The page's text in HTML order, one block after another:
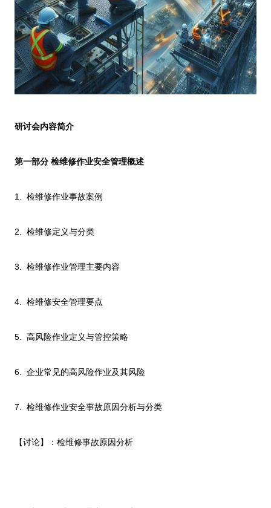
研讨会内容简介
第一部分 检维修作业安全管理概述
1. 检维修作业事故案例
2. 检维修定义与分类
3. 检维修作业管理主要内容
4. 检维修安全管理要点
5. 高风险作业定义与管控策略
6. 企业常见的高风险作业及其风险
7. 检维修作业安全事故原因分析与分类
【讨论】：检维修事故原因分析